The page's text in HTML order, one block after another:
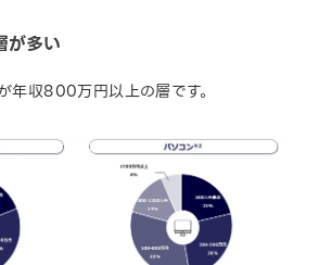
が多い
年収800万円以上の層です。